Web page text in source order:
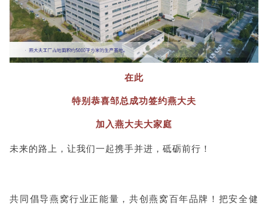
在此
特别恭喜邹总成功签约燕大夫
加入燕大夫大家庭
未来的路上，让我们一起携手并进，砥砺前行！
共同倡导燕窝行业正能量，共创燕窝百年品牌！把安全健